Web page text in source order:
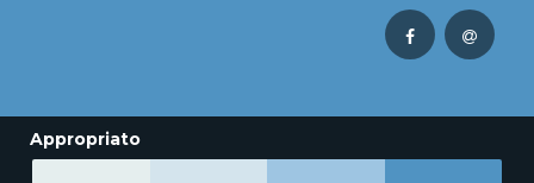
Appropriato